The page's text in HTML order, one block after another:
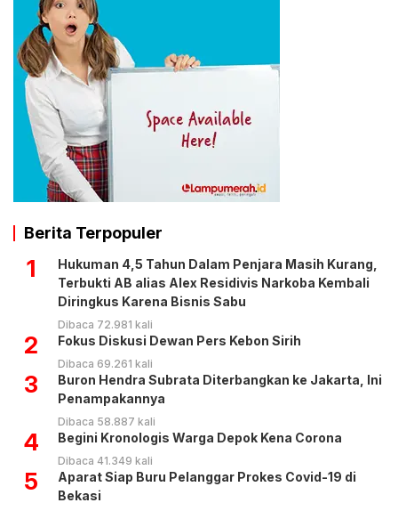
Berita Terpopuler
1
Hukuman 4,5 Tahun Dalam Penjara Masih Kurang,
Terbukti AB alias Alex Residivis Narkoba Kembali
Diringkus Karena Bisnis Sabu
Dibaca 72.981 kali
2 Fokus Diskusi Dewan Pers Kebon Sirih
Dibaca 69.261 kali
3
Buron Hendra Subrata Diterbangkan ke Jakarta, Ini
Penampakannya
Dibaca 58.887 kali
4 Begini Kronologis Warga Depok Kena Corona
Dibaca 41.349 kali
5
Aparat Siap Buru Pelanggar Prokes Covid-19 di
Bekasi